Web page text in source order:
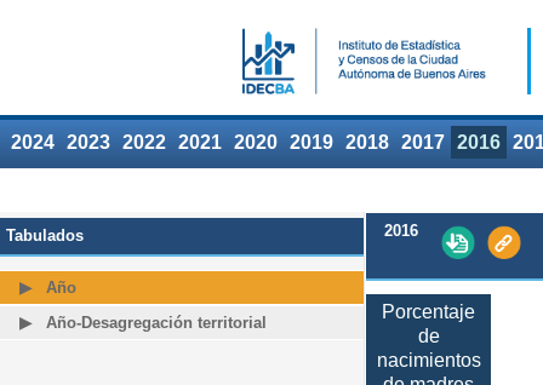
2024 2023 2022 2021 2020 2019 2018 2017 2016
Tabulados
Año
Año-Desagregación territorial
2016
Porcentaje
de
nacimientos